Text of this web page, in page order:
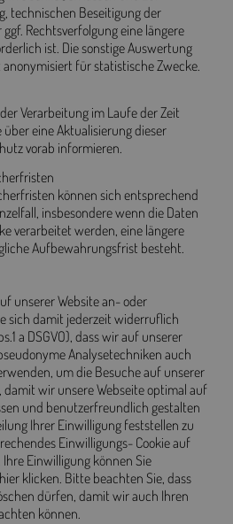
technischen Beseitigung der
Rechtsverfolgung eine längere
ist. Die sonstige Auswertung
für statistische Zwecke.
Verarbeitung im Laufe der Zeit
eine Aktualisierung dieser
vorab informieren.
können sich entsprechend
insbesondere wenn die Daten
verarbeitet werden, eine längere
Aufbewahrungsfrist besteht.
unserer Website an- oder
sich damit jederzeit widerruflich
a DSGVO), dass wir auf unserer
Analysetechniken auch
um die Besuche auf unserer
damit wir unsere Webseite optimal auf
und benutzerfreundlich gestalten
Ihrer Einwilligung feststellen zu
Einwilligungs- Cookie auf
Einwilligung können Sie
klicken. Bitte beachten Sie, dass
dürfen, damit wir auch Ihren
können.